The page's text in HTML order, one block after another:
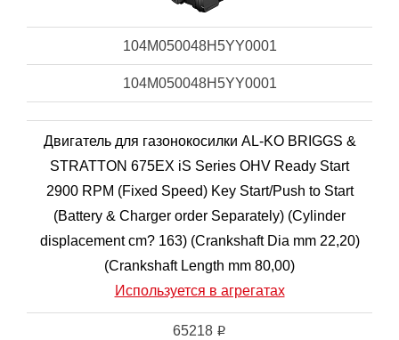
104M050048H5YY0001
104M050048H5YY0001
Двигатель для газонокосилки AL-KO BRIGGS &
STRATTON 675EX iS Series OHV Ready Start
2900 RPM (Fixed Speed) Key Start/Push to Start
(Battery & Charger order Separately) (Cylinder
displacement cm? 163) (Crankshaft Dia mm 22,20)
(Crankshaft Length mm 80,00)
Используется в агрегатах
65218 i